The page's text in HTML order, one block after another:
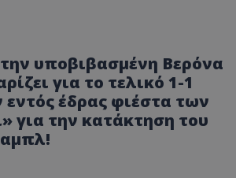
την υποβιβασμένη Βερόνα
για το τελικό 1-1
εντός έδρας φιέστα των
για την κατάκτηση του